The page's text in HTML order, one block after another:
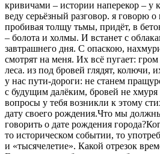
кривичами – истории наперекор – у
веду серьёзный разговор. я говорю
пробивая толщу тьмы, придёт, в
– болота и холмы. И встанет с
завтрашнего дня. С опаскою,
смотрят на меня. Их всё пугает:
леса. из под бровей глядят, колючи,
у нас пути-дороги: не станем
с будущим далёким, бровей не хмуря
вопросы у тебя возникли к этому
дату своего рождения.Что мы
говорить о дате рождения
то историческом событии, то
и «тысячелетие». Какой отрезок